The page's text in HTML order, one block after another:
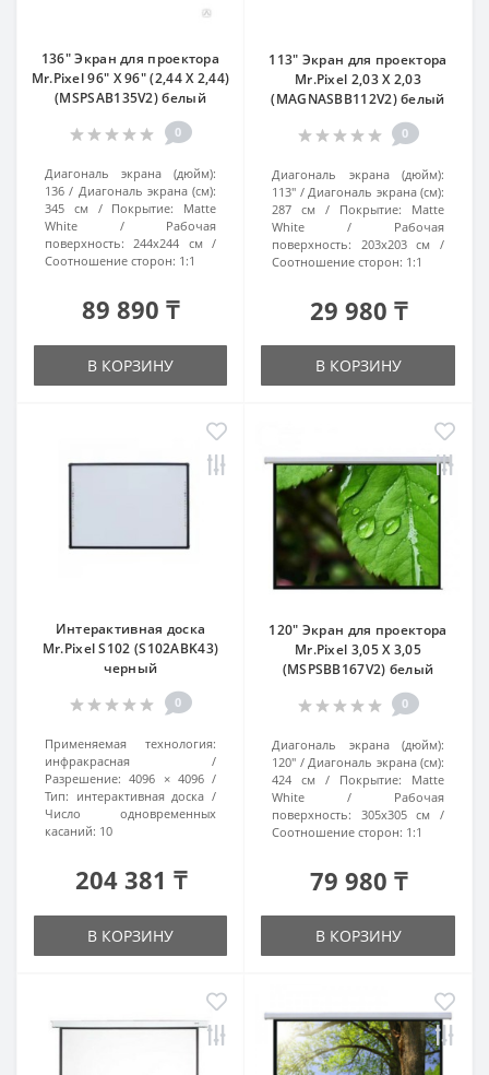
136" Экран для проектора
Mr.Pixel 96" X 96" (2,44 X 2,44)
(MSPSAB135V2) белый
0
Диагональ экрана (дюйм):
136
Диагональ экрана (см):
345 см
Покрытие:
Matte
White
Рабочая
поверхность:
244x244 см
Соотношение сторон: 1:1
89 890 ₸
В КОРЗИНУ
113" Экран для проектора
Mr.Pixel 2,03 X 2,03
(MAGNASBB112V2) белый
0
Диагональ экрана (дюйм):
113"
Диагональ экрана (см):
287 см
Покрытие:
Matte
White
Рабочая
поверхность:
203x203 см
Соотношение сторон: 1:1
29 980 ₸
В КОРЗИНУ
Интерактивная доска
Mr.Pixel S102 (S102ABK43)
черный
0
Применяемая технология:
инфракрасная
Разрешение: 4096 × 4096
Тип: интерактивная доска
Число одновременных
касаний: 10
204 381 ₸
В КОРЗИНУ
120" Экран для проектора
Mr.Pixel 3,05 X 3,05
(MSPSBB167V2) белый
0
Диагональ экрана (дюйм):
120"
Диагональ экрана (см):
424 см
Покрытие:
Matte
White
Рабочая
поверхность:
305x305 см
Соотношение сторон: 1:1
79 980 ₸
В КОРЗИНУ